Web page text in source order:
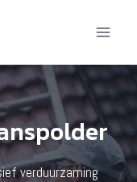
verduurzaming